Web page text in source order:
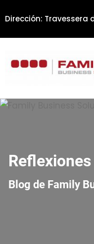
al
contenido
Dirección: Travessera
Blog de Family